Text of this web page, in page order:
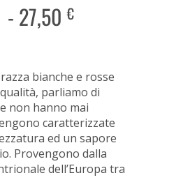
- 27,50€
bianche e rosse
parliamo di
non hanno mai
caratterizzate
ed un sapore
Provengono dalla
dell’Europa tra